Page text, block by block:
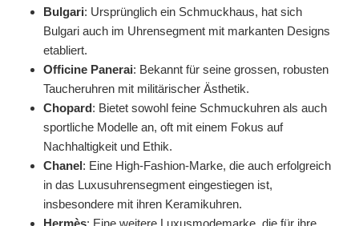
Bulgari: Ursprünglich ein Schmuckhaus, hat sich
Bulgari auch im Uhrensegment mit markanten Designs
etabliert.
Officine Panerai: Bekannt für seine grossen, robusten
Taucheruhren mit militärischer Ästhetik.
Chopard: Bietet sowohl feine Schmuckuhren als auch
sportliche Modelle an, oft mit einem Fokus auf
Nachhaltigkeit und Ethik.
Chanel: Eine High-Fashion-Marke, die auch erfolgreich
in das Luxusuhrensegment eingestiegen ist,
insbesondere mit ihren Keramikuhren.
Hermès: Eine weitere Luxusmodemarke, die für ihre